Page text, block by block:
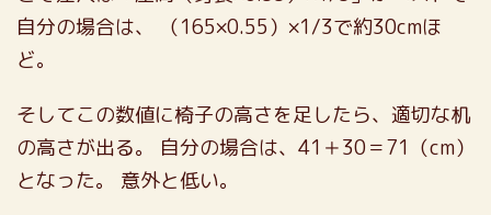
自分の場合は、
（165×0.55）×1/3で約30cmほ
ど。
そしてこの数値に椅子の高さを足したら、適切な机
の高さが出る。
自分の場合は、41＋30＝71（cm）
となった。
意外と低い。